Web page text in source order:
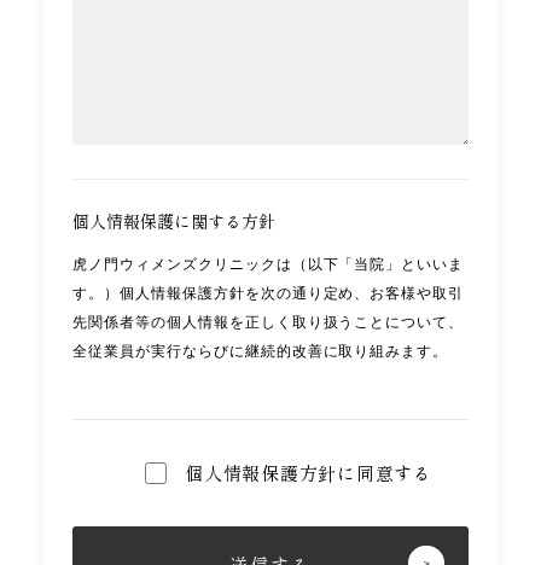
個人情報保護に関する方針
虎ノ門ウィメンズクリニックは（以下「当院」といいま
す。）個人情報保護方針を次の通り定め、お客様や取引
先関係者等の個人情報を正しく取り扱うことについて、
全従業員が実行ならびに継続的改善に取り組みます。
人情報を取得します。又、個人情報の利用は、 その利
報の管理を厳重に行うこととし、お客様ご本人に承諾い
ただいた場合を除き、第三者に対し個人データを開示・
個人情報保護方針に同意する